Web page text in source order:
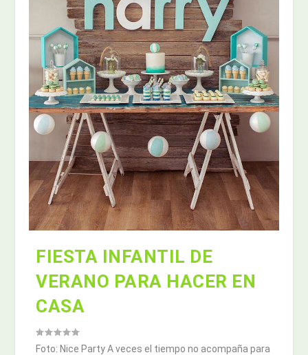
FIESTA INFANTIL DE
VERANO PARA HACER EN
CASA
Foto: Nice Party A veces el tiempo no acompaña para